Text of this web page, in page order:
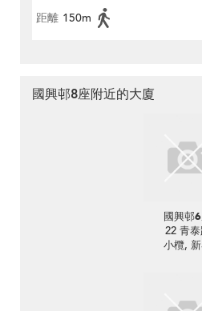
距離 150m
國興邨8座附近的大廈
國興邨
22 青
小欖,